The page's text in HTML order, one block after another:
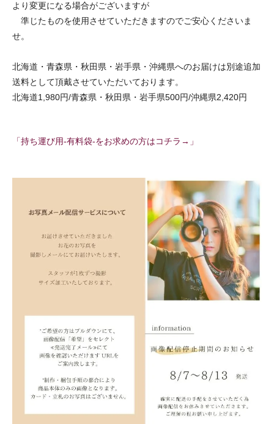
より変更になる場合がございますが
準じたものを使用させていただきますのでご安心くださいま
せ。
北海道・青森県・秋田県・岩手県・沖縄県へのお届けは別途追加
送料として頂戴させていただいております。
北海道1,980円/青森県・秋田県・岩手県500円/沖縄県2,420円
「持ち運び用-有料袋-をお求めの方はコチラ→」